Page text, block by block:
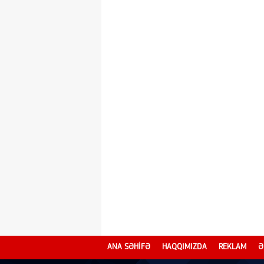
ANA SƏHİFƏ HAQQIMIZDA REKLAM